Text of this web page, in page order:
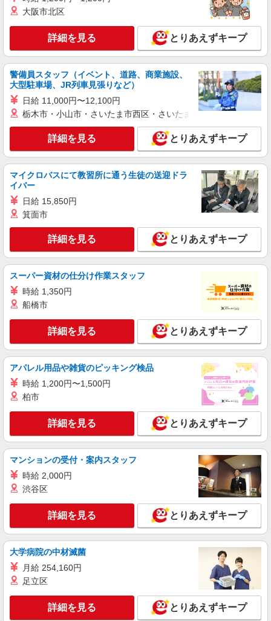
福岡市早良区西新
キープ 詳細を見る
派遣社員
株式会社kotrio /●FK-H-2066818
福岡市早良区＊グループホームSTAFF＊経験
不問◎日収1.1万円も可
時給1450円〜2062円 ＜日払い有/週払い有/交
通費全支給(ガソリン代含む)＞
藤崎駅周辺
詳細を見る
派遣社員
株式会社kotrio /●FK-H-2067304
西新駅/未経験OK★誰かの支えになれる人に！
グルホの世話人♪
時給1450円〜2062円 ＜日払い有/週払い有/交
通費全支給(ガソリン代含む)＞
キープ 詳細を見る
株式会社kotrio /●FK-H-2010151
西新駅＊少人数グルホで利用者さんと家事や掃
除など♪日払いOK
時給1450円〜2062円 ＜日払い有/週払い有/交
通費全支給(ガソリン代含む)＞
福岡市早良区西新
キープ 詳細を見る
派遣社員
株式会社kotrio /●FK-H-2068529
藤崎駅のデイサービス♪日勤のみ！残業ゼロで
趣味も満喫
時給1450円〜2062円 ＜日払い有/週払い有/交
詳細を見る
大阪市北区
詳細を見る とりあえずキープ
警備員スタッフ（イベント、道路、商業施設、
大型駐車場、JR列車見張りなど）
日給 11,000円〜12,100円
栃木市・小山市・さいたま市西区・さいたま市岩槻区・久喜市・
詳細を見る とりあえずキープ
マイクロバスにて教習所に通う生徒の送迎ドラ
イバー
日給 15,850円
箕面市
詳細を見る とりあえずキープ
スーパー資材の仕分け作業スタッフ
時給 1,350円
船橋市
詳細を見る とりあえずキープ
アパレル用品や雑貨のピッキング検品
時給 1,200円〜1,500円
柏市
詳細を見る とりあえずキープ
マンションの受付・案内スタッフ
時給 2,000円
渋谷区
詳細を見る とりあえずキープ
大学病院の中材滅菌
月給 254,160円
足立区
詳細を見る とりあえずキープ